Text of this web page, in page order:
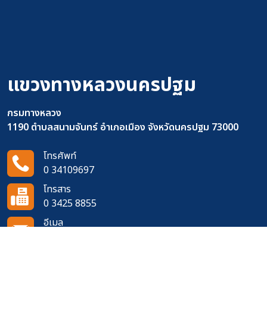
แขวงทางหลวงนครปฐม
กรมทางหลวง
1190 ตำบลสนามจันทร์ อำเภอเมือง จังหวัดนครปฐม 73000
โทรศัพท์
0 34109697
โทรสาร
0 3425 8855
อีเมล